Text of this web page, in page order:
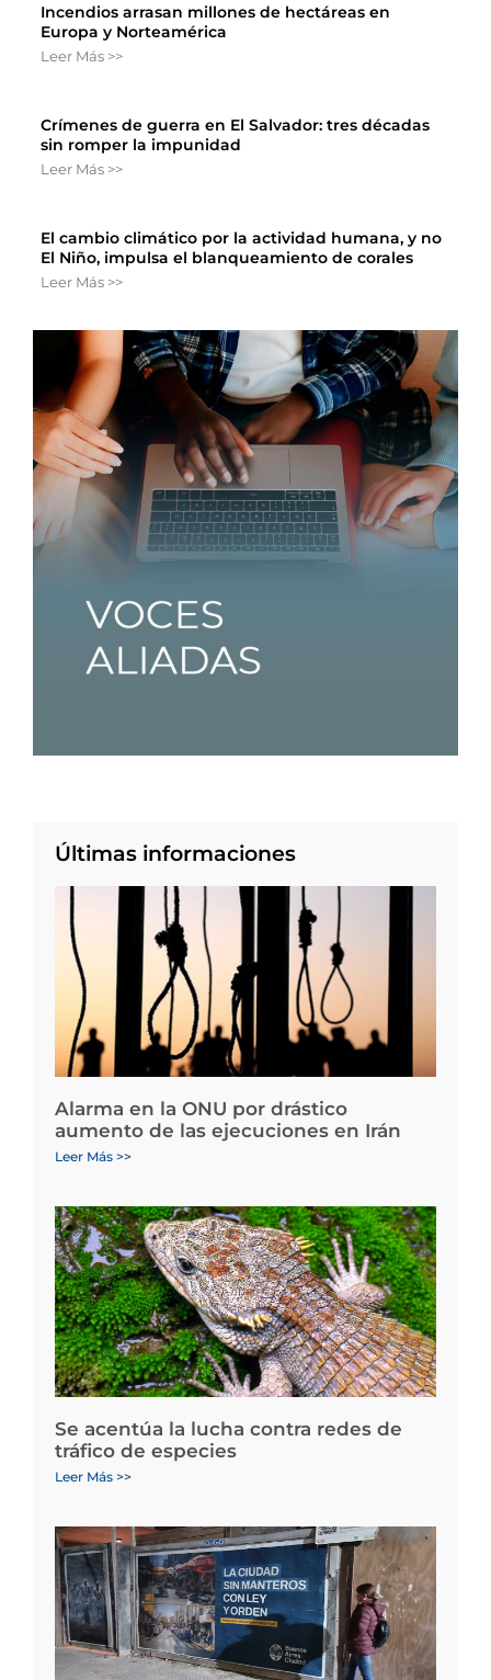
Incendios arrasan millones de hectáreas en
Europa y Norteamérica
Leer Más >>
Crímenes de guerra en El Salvador: tres décadas
sin romper la impunidad
Leer Más >>
El cambio climático por la actividad humana, y no
El Niño, impulsa el blanqueamiento de corales
Leer Más >>
Últimas informaciones
Alarma en la ONU por drástico
aumento de las ejecuciones en Irán
Leer Más >>
Se acentúa la lucha contra redes de
tráfico de especies
Leer Más >>